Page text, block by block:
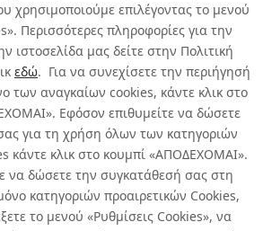
χρησιμοποιούμε επιλέγοντας το μενού
Περισσότερες πληροφορίες για την
ιστοσελίδα μας δείτε στην Πολιτική
εδώ. Για να συνεχίσετε την περιήγησή
των αναγκαίων cookies, κάντε κλικ στο
Εφόσον επιθυμείτε να δώσετε
για τη χρήση όλων των κατηγοριών
κάντε κλικ στο κουμπί «ΑΠΟΔΕΧΟΜΑΙ».
να δώσετε την συγκατάθεσή σας στη
κατηγοριών προαιρετικών Cookies,
το μενού «Ρυθμίσεις Cookies», να